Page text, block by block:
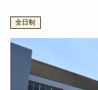
全日制